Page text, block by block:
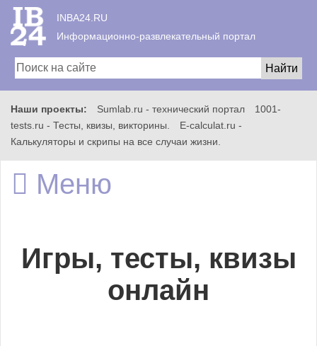
INBA24.RU
Информационно-развлекательный портал
Наши проекты: Sumlab.ru - технический портал
1001-
tests.ru - Тесты, квизы, викторины.
E-calculat.ru -
Калькуляторы и скрипы на все случаи жизни.
Меню
Главная
Всё
Игры
Игры, тесты, квизы
онлайн